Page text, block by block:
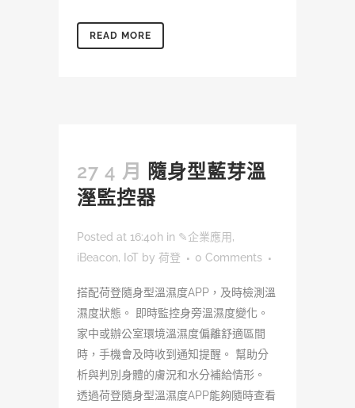
READ MORE
27 4 月
隨身型藍芽溫
溼監控器
Posted at 16:40h in ✎企業應用,
iBeacon, IoT by 荷登 0 Comments
搭配荷登隨身型溫濕度APP，及時檢測溫
濕度狀態。 即時監控身旁溫濕度變化。
家中或辦公室環境溫濕度偏離舒適區間
時，手機會及時收到通知提醒。 幫助分
析與判別身體的膚況和水分補給情形。
透過荷登隨身型溫濕度APP能夠隨時查看